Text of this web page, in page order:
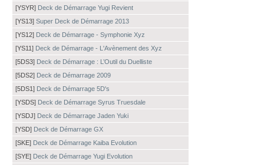
[YSYR] Deck de Démarrage Yugi Revient
[YS13] Super Deck de Démarrage 2013
[YS12] Deck de Démarrage - Symphonie Xyz
[YS11] Deck de Démarrage - L'Avènement des Xyz
[5DS3] Deck de Démarrage : L’Outil du Duelliste
[5DS2] Deck de Démarrage 2009
[5DS1] Deck de Démarrage 5D's
[YSDS] Deck de Démarrage Syrus Truesdale
[YSDJ] Deck de Démarrage Jaden Yuki
[YSD] Deck de Démarrage GX
[SKE] Deck de Démarrage Kaiba Evolution
[SYE] Deck de Démarrage Yugi Evolution